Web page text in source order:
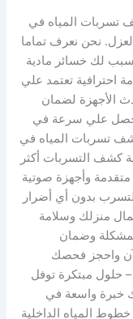
تسربات المياه في
نحن نعرف تماما
لك خسائر مادية
احترافية تعتمد علي
الأجهزة لضمان
علي سرعة في
تسربات المياه في
كشف التسربات أكثر
وأجهزة صوتية
بدون أي أضرار
منزلك وسلامة
وضمان
واحجز فحصك
حلول مبتكرة توفل
خبرة واسعة في
المياه الداخلية